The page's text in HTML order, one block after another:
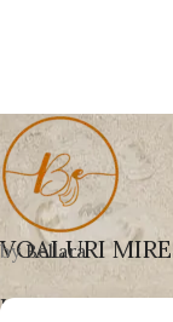
VOALURI
byBellara
UN VOAL BINE